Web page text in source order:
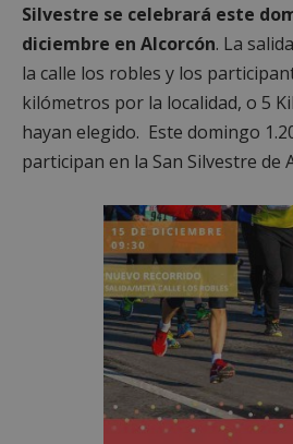
Silvestre se celebrará este
diciembre en Alcorcón. La
la calle los robles y los
kilómetros por la localidad, o 5
hayan elegido. Este domingo
participan en la San Silvestre de